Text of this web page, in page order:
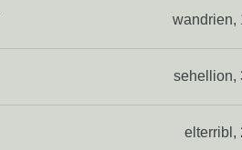
wandrien,
sehellion,
elterribl,